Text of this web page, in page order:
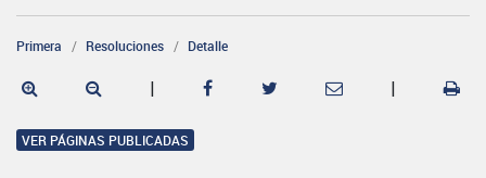
Primera Resoluciones Detalle
| |
VER PÁGINAS PUBLICADAS